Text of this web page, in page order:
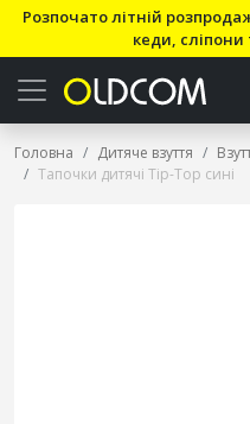
Розпочато літній
кеди, сліпони
Головна Дитяче взуття
Тапочки дитячі Tip-Top сині